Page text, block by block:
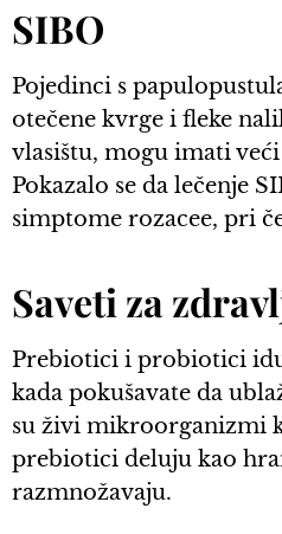
SIBO
Pojedinci s
otečene kvrge i fleke
vlasištu, mogu imati
Pokazalo se da lečenje
simptome rozacee, pri
Saveti za
Prebiotici i probiotici
kada pokušavate da
su živi mikroorganizmi
prebiotici deluju kao
razmnožavaju.